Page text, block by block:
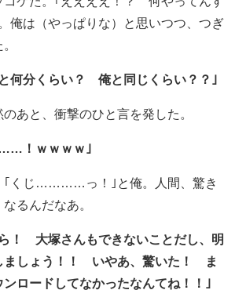
俺は（やっぱりな）と思いつつ、つぎ
何分くらい？ 俺と同じくらい？？｣
あと、衝撃のひと言を発した。
！ｗｗｗｗ｣
｢くじ…………っ！｣と俺。人間、驚き
るんだなあ。
！ 大塚さんもできないことだし、明
ましょう！！ いやあ、驚いた！ ま
ロードしてなかったなんてね！！｣